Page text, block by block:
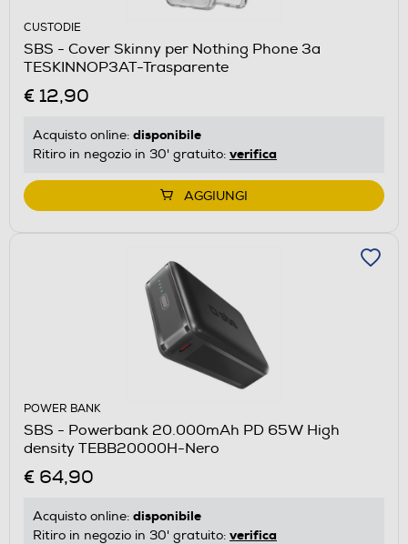
CUSTODIE
SBS - Cover Skinny per Nothing Phone 3a
TESKINNOP3AT-Trasparente
€ 12,90
Acquisto online: disponibile
Ritiro in negozio in 30' gratuito: verifica
AGGIUNGI
POWER BANK
SBS - Powerbank 20.000mAh PD 65W High
density TEBB20000H-Nero
€ 64,90
Acquisto online: disponibile
Ritiro in negozio in 30' gratuito: verifica